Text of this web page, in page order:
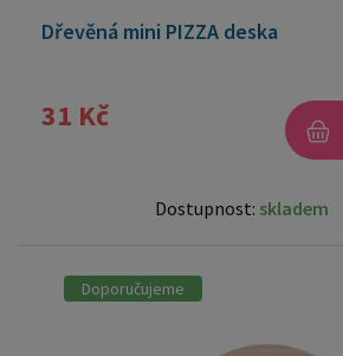
Dřevěná mini PIZZA deska
31 Kč
Dostupnost: skladem
Doporučujeme